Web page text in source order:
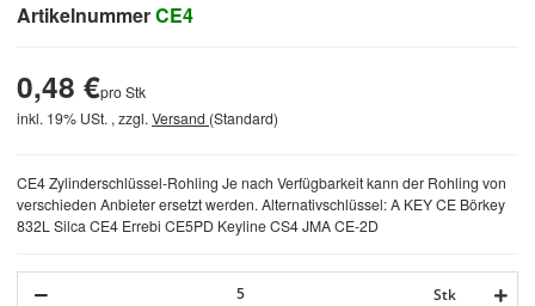
ArtikelnummerCE4
CE4 Zylinderschlüssel-Rohling Je nach Verfügbarkeit kann der Rohling von
verschieden Anbieter ersetzt werden. Alternativschlüssel: A KEY CE Börkey
832L Silca CE4 Errebi CE5PD Keyline CS4 JMA CE-2D
0,48 €pro Stk
inkl. 19% USt. , zzgl. Versand (Standard)
Stk